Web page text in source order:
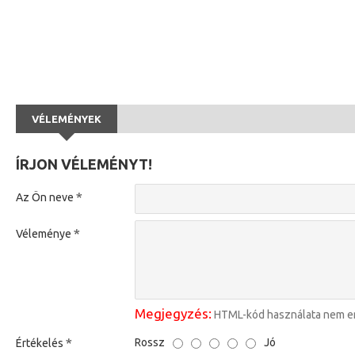
VÉLEMÉNYEK
ÍRJON VÉLEMÉNYT!
Az Ön neve
Véleménye
Megjegyzés: HTML-kód használata nem
Értékelés Rossz Jó